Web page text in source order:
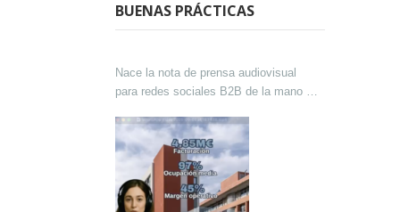
BUENAS PRÁCTICAS
Nace la nota de prensa audiovisual
para redes sociales B2B de la mano de